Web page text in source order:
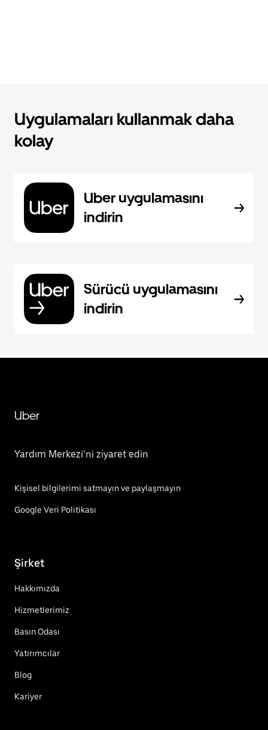
Uygulamaları kullanmak daha
kolay
Uber uygulamasını
indirin
Sürücü uygulamasını
indirin
Uber
Yardım Merkezi’ni ziyaret edin
Kişisel bilgilerimi satmayın ve paylaşmayın
Google Veri Politikası
Şirket
Hakkımızda
Hizmetlerimiz
Basın Odası
Yatırımcılar
Blog
Kariyer